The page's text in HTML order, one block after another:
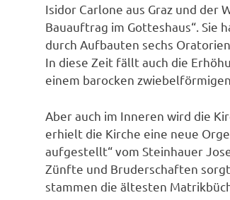
Isidor Carlone aus Graz und der
Bauauftrag im Gotteshaus“. Sie
durch Aufbauten sechs
In diese Zeit fällt auch die
einem barocken
Aber auch im Inneren wird die
erhielt die Kirche eine neue
aufgestellt“ vom Steinhauer
Zünfte und Bruderschaften
stammen die ältesten